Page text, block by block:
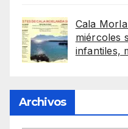
Cala
miércoles
infantiles,
Archivos